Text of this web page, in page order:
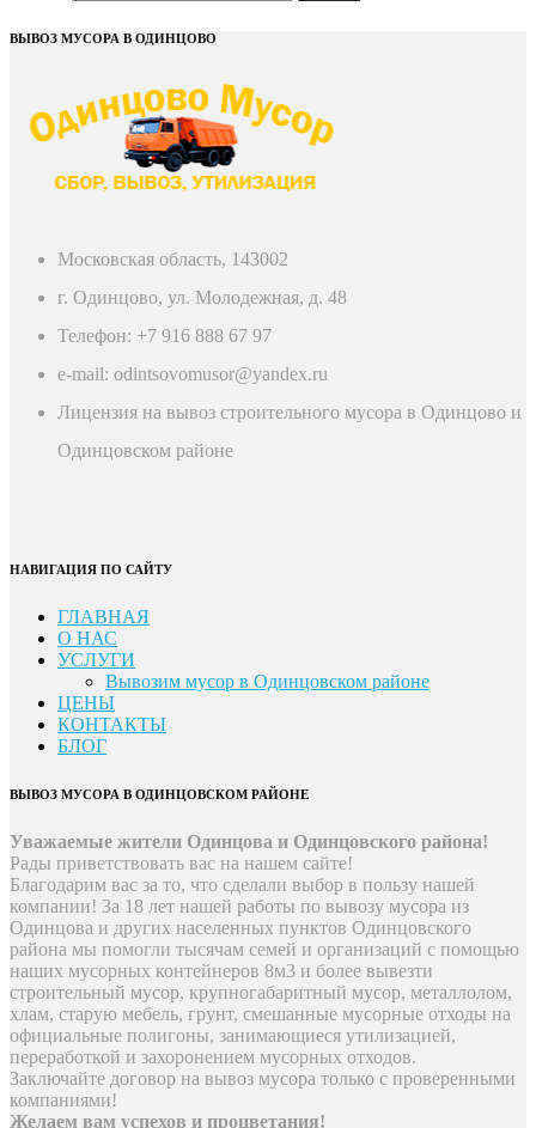
ВЫВОЗ МУСОРА В ОДИНЦОВО
Московская область, 143002
г. Одинцово, ул. Молодежная, д. 48
Телефон: +7 916 888 67 97
e-mail: odintsovomusor@yandex.ru
Лицензия на вывоз строительного мусора в Одинцово и
Одинцовском районе
НАВИГАЦИЯ ПО САЙТУ
ГЛАВНАЯ
О НАС
УСЛУГИ
Вывозим мусор в Одинцовском районе
ЦЕНЫ
КОНТАКТЫ
БЛОГ
ВЫВОЗ МУСОРА В ОДИНЦОВСКОМ РАЙОНЕ
Уважаемые жители Одинцова и Одинцовского района!
Рады приветствовать вас на нашем сайте!
Благодарим вас за то, что сделали выбор в пользу нашей
компании! За 18 лет нашей работы по вывозу мусора из
Одинцова и других населенных пунктов Одинцовского
района мы помогли тысячам семей и организаций с помощью
наших мусорных контейнеров 8м3 и более вывезти
строительный мусор, крупногабаритный мусор, металлолом,
хлам, старую мебель, грунт, смешанные мусорные отходы на
официальные полигоны, занимающиеся утилизацией,
переработкой и захоронением мусорных отходов.
Заключайте договор на вывоз мусора только с проверенными
компаниями!
Желаем вам успехов и процветания!